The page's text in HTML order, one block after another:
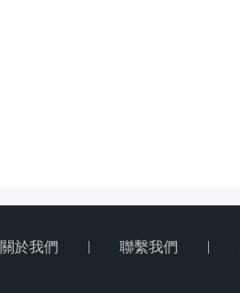
關於我們 | 聯繫我們 |